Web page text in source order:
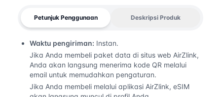
Petunjuk Penggunaan Deskripsi Produk
Waktu pengiriman: Instan.
Jika Anda membeli paket data di situs web AirZlink,
Anda akan langsung menerima kode QR melalui
email untuk memudahkan pengaturan.
Jika Anda membeli melalui aplikasi AirZlink, eSIM